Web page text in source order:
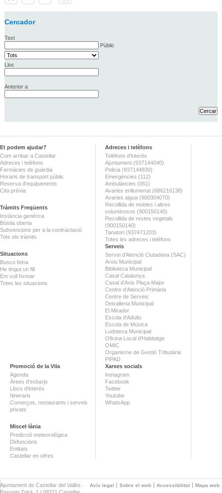
Cercador
Text
Públic
Lloc
Anterior a
Et podem ajudar?
Com arribar a Castellar
Adreces i telèfons
Farmàcies de guàrdia
Horaris de transport públic
Reserva d'equipaments
Cita prèvia
Tràmits Freqüents
Instància genèrica
Bústia oberta
Subvencions per a la contractació
Tots els tràmits
Situacions
Busco feina
He tingut un fill
Em vull formar
Totes les situacions
Adreces i telèfons
Telèfons d'interès
Ajuntament (937144040)
Policia (937144830)
Emergències (112)
Ambulàncies (061)
Avaries enllumenat (686216138)
Avaries aigua (900304070)
Recollida de mobles i altres
voluminosos (900150140)
Recollida de restes vegetals
(900150140)
Tanatori (937471203)
Totes les adreces i telèfons
Serveis
Servei d'Atenció Ciutadana (SAC)
Arxiu Municipal
Biblioteca Municipal
Casal Catalunya
Casal d'Avis Plaça Major
Centre d'Atenció Primària
Centre de Serveis
Deixalleria Municipal
El Mirador
Escola d'Adults
Escola de Música
Ludoteca Municipal
Oficina Local d'Habitatge
OMIC
Organisme de Gestió Tributària
PIPAD
Promoció de la Vila
Agenda
Àrees d'esbarjo
Llocs d'interès
Itineraris
Comerços, restaurants i serveis
privats
Miscel·lània
Predicció meteorològica
Defuncions
Entitats
Castellar en xifres
Xarxes socials
Instagram
Facebook
Twitter
Youtube
WhatsApp
Avís legal Sobre el web Accessibilitat Mapa web
Ajuntament de Castellar del Vallès ·